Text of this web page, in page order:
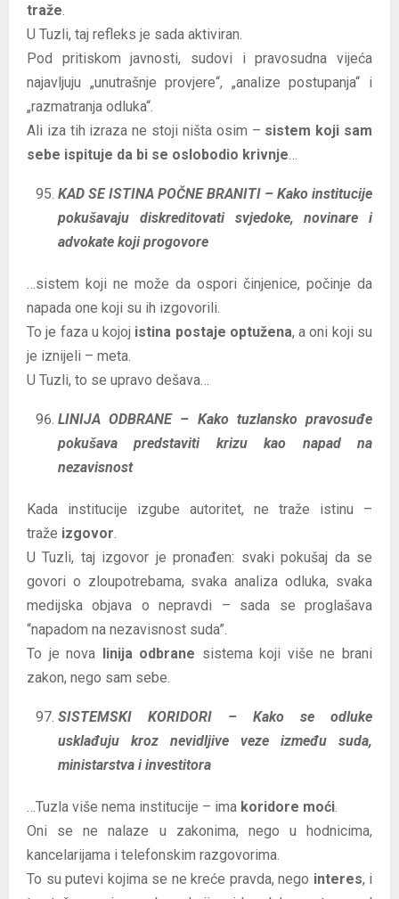
traže
U Tuzli, taj refleks je sada aktiviran.
Pod pritiskom javnosti, sudovi i pravosudna vijeća
najavljuju „unutrašnje provjere“, „analize postupanja“ i
„razmatranja odluka“.
Ali iza tih izraza ne stoji ništa osim – sistem koji sam
sebe ispituje da bi se oslobodio krivnje
KAD SE ISTINA POČNE BRANITI – Kako institucije
pokušavaju diskreditovati svjedoke, novinare i
advokate koji progovore
…sistem koji ne može da ospori činjenice, počinje da
napada one koji su ih izgovorili.
To je faza u kojoj istina postaje optužena, a oni koji su
je iznijeli – meta.
U Tuzli, to se upravo dešava…
LINIJA ODBRANE – Kako tuzlansko pravosuđe
pokušava predstaviti krizu kao napad na
nezavisnost
Kada institucije izgube autoritet, ne traže istinu –
traže izgovor
U Tuzli, taj izgovor je pronađen: svaki pokušaj da se
govori o zloupotrebama, svaka analiza odluka, svaka
medijska objava o nepravdi – sada se proglašava
“napadom na nezavisnost suda”.
To je nova linija odbrane sistema koji više ne brani
zakon, nego sam sebe.
SISTEMSKI KORIDORI – Kako se odluke
usklađuju kroz nevidljive veze između suda,
ministarstva i investitora
…Tuzla više nema institucije – ima koridore moći
Oni se ne nalaze u zakonima, nego u hodnicima,
kancelarijama i telefonskim razgovorima.
To su putevi kojima se ne kreće pravda, nego interes, i